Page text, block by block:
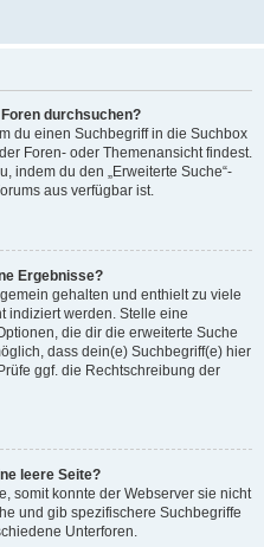
durchsuchen?
du einen Suchbegriff in die Suchbox
Foren- oder Themenansicht findest.
indem du den „Erweiterte Suche“-
aus verfügbar ist.
Ergebnisse?
gehalten und enthielt zu viele
indiziert werden. Stelle eine
die dir die erweiterte Suche
dass dein(e) Suchbegriff(e) hier
ggf. die Rechtschreibung der
leere Seite?
somit konnte der Webserver sie nicht
und gib spezifischere Suchbegriffe
Unterforen.